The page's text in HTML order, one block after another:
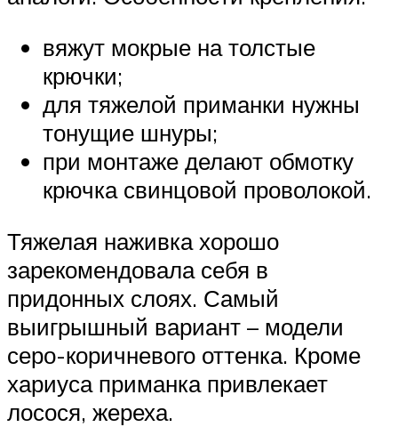
вяжут мокрые на толстые
крючки;
для тяжелой приманки нужны
тонущие шнуры;
при монтаже делают обмотку
крючка свинцовой проволокой.
Тяжелая наживка хорошо
зарекомендовала себя в
придонных слоях. Самый
выигрышный вариант – модели
серо-коричневого оттенка. Кроме
хариуса приманка привлекает
лосося, жереха.